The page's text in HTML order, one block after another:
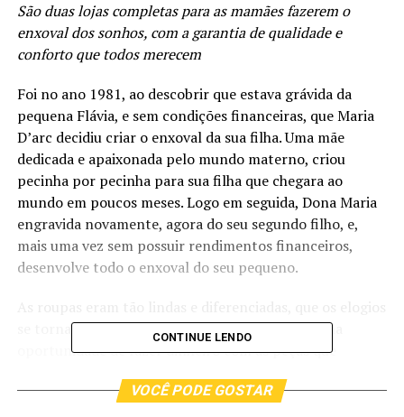
São duas lojas completas para as mamães fazerem o
enxoval dos sonhos, com a garantia de qualidade e
conforto que todos merecem
Foi no ano 1981, ao descobrir que estava grávida da
pequena Flávia, e sem condições financeiras, que Maria
D’arc decidiu criar o enxoval da sua filha. Uma mãe
dedicada e apaixonada pelo mundo materno, criou
pecinha por pecinha para sua filha que chegara ao
mundo em poucos meses. Logo em seguida, Dona Maria
engravida novamente, agora do seu segundo filho, e,
mais uma vez sem possuir rendimentos financeiros,
desenvolve todo o enxoval do seu pequeno.
se tornaram frequentes, o que a fez enxergar uma
oportunidade de fazer dinheiro com as peças que
anos frequentando feiras livres e investindo na
CONTINUE LENDO
VOCÊ PODE GOSTAR